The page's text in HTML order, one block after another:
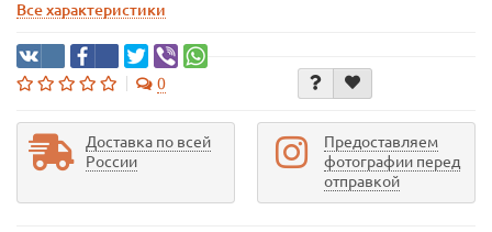
Все характеристики
0
Доставка по всей
России
Предоставляем
фотографии перед
отправкой